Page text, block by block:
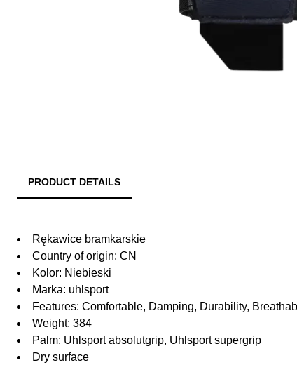
PRODUCT DETAILS
Rękawice bramkarskie
Country of origin: CN
Kolor: Niebieski
Marka: uhlsport
Features: Comfortable, Damping, Durability,
Weight: 384
Palm: Uhlsport absolutgrip, Uhlsport supergrip
Dry surface